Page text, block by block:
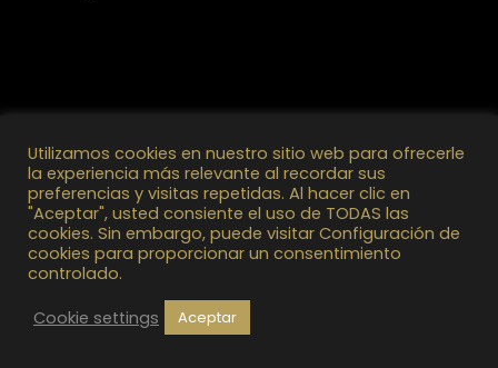
Marketeen93 2025 © Todos los Derechos Reservados
Utilizamos cookies en nuestro sitio web para ofrecerle
la experiencia más relevante al recordar sus
preferencias y visitas repetidas. Al hacer clic en
"Aceptar", usted consiente el uso de TODAS las
cookies. Sin embargo, puede visitar Configuración de
cookies para proporcionar un consentimiento
controlado.
Cookie settings
Aceptar